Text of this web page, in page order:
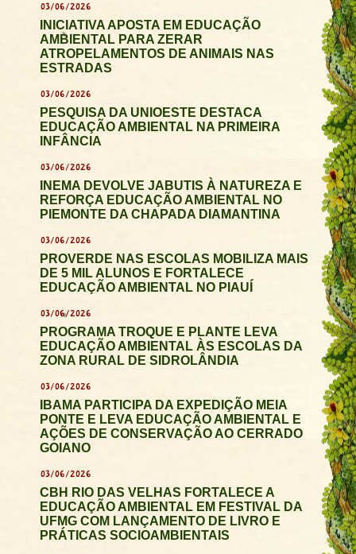
03/06/2026
INICIATIVA APOSTA EM EDUCAÇÃO
AMBIENTAL PARA ZERAR
ATROPELAMENTOS DE ANIMAIS NAS
ESTRADAS
03/06/2026
PESQUISA DA UNIOESTE DESTACA
EDUCAÇÃO AMBIENTAL NA PRIMEIRA
INFÂNCIA
03/06/2026
INEMA DEVOLVE JABUTIS À NATUREZA E
REFORÇA EDUCAÇÃO AMBIENTAL NO
PIEMONTE DA CHAPADA DIAMANTINA
03/06/2026
PROVERDE NAS ESCOLAS MOBILIZA MAIS
DE 5 MIL ALUNOS E FORTALECE
EDUCAÇÃO AMBIENTAL NO PIAUÍ
03/06/2026
PROGRAMA TROQUE E PLANTE LEVA
EDUCAÇÃO AMBIENTAL ÀS ESCOLAS DA
ZONA RURAL DE SIDROLÂNDIA
03/06/2026
IBAMA PARTICIPA DA EXPEDIÇÃO MEIA
PONTE E LEVA EDUCAÇÃO AMBIENTAL E
AÇÕES DE CONSERVAÇÃO AO CERRADO
GOIANO
03/06/2026
CBH RIO DAS VELHAS FORTALECE A
EDUCAÇÃO AMBIENTAL EM FESTIVAL DA
UFMG COM LANÇAMENTO DE LIVRO E
PRÁTICAS SOCIOAMBIENTAIS